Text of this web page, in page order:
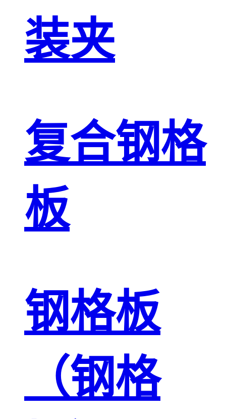
装夹
复合钢格
板
钢格板
（钢格